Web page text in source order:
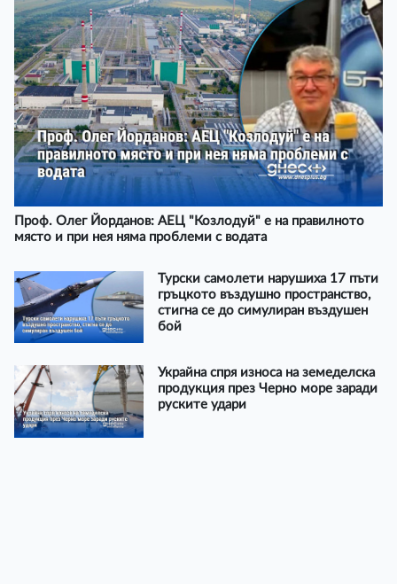
Проф. Олег Йорданов: АЕЦ "Козлодуй" е на правилното
място и при нея няма проблеми с водата
Турски самолети нарушиха 17 пъти
гръцкото въздушно пространство,
стигна се до симулиран въздушен
бой
Украйна спря износа на земеделска
продукция през Черно море заради
руските удари